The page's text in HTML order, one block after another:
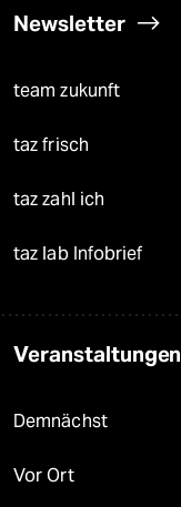
Newsletter
team zukunft
taz frisch
taz zahl ich
taz lab Infobrief
Veranstaltungen
Demnächst
Vor Ort